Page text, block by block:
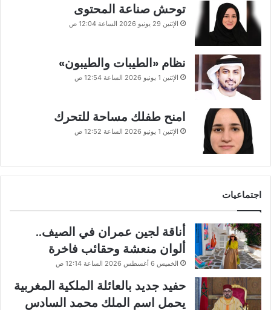
توحش صناعة المحتوى
الإثنين 29 يونيو 2026 الساعة 12:04 ص
نظام «الطيبات والطيبون»
الإثنين 1 يونيو 2026 الساعة 12:54 ص
امنح طفلك مساحة للتحرك
الإثنين 1 يونيو 2026 الساعة 12:52 ص
اجتماعيات
أناقة لجين عمران في الصيف..
ألوان منعشة وحقائب فاخرة
الخميس 6 أغسطس 2026 الساعة 12:14 ص
حفيد جديد بالعائلة الملكية المغربية
يحمل اسم الملك محمد السادس